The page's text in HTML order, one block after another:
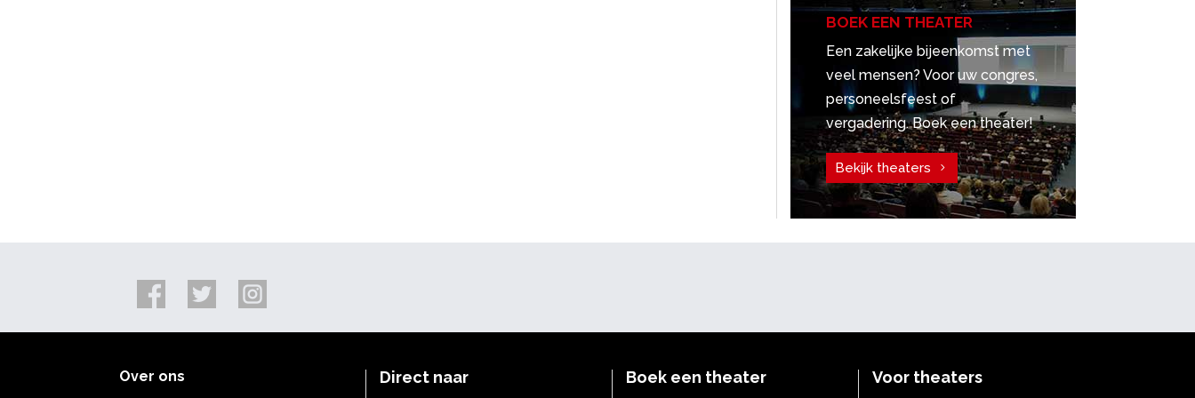
BOEK EEN THEATER
Een zakelijke bijeenkomst met
veel mensen? Voor uw congres,
personeelsfeest of
vergadering. Boek een theater!
Bekijk theaters
Over ons Direct naar Boek een theater Voor theaters